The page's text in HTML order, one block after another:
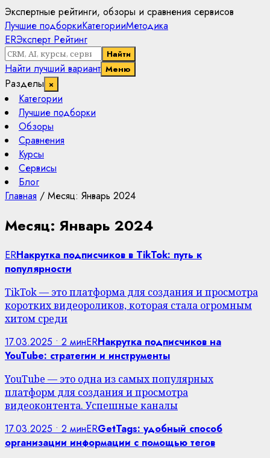
Экспертные рейтинги, обзоры и сравнения сервисов
Лучшие подборкиКатегорииМетодика
ERЭксперт Рейтинг
Найти
Найти лучший вариант Меню
Разделы ×
Категории
Лучшие подборки
Обзоры
Сравнения
Курсы
Сервисы
Блог
Главная / Месяц: Январь 2024
Месяц: Январь 2024
ERНакрутка подписчиков в TikTok: путь к
популярности
TikTok — это платформа для создания и просмотра
коротких видеороликов, которая стала огромным
хитом среди
17.03.2025 • 2 минERНакрутка подписчиков на
YouTube: стратегии и инструменты
YouTube — это одна из самых популярных
платформ для создания и просмотра
видеоконтента. Успешные каналы
17.03.2025 • 2 минERGetTags: удобный способ
организации информации с помощью тегов